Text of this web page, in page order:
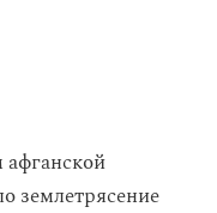
землетрясение